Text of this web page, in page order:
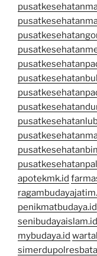
apotekmk.id
penikmatbudaya.id
senibudayaislam.id
mybudaya.id